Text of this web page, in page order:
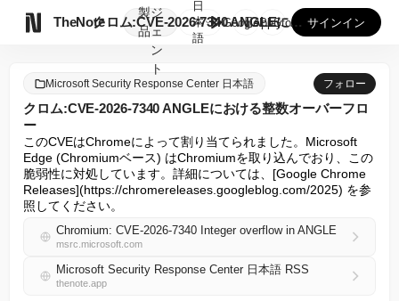
TheNote
製
品
ジ
ェ
ン
ト
クロム:CVE-2026-7340 ANGLEにおける整数オ...
日
本
語
GooglePlay
AppStore サインイン
Microsoft Security Response Center 日本語 フォロー
クロム:CVE-2026-7340 ANGLEにおける整数オーバーフロ
ー
このCVEはChromeによって割り当てられました。Microsoft
Edge (Chromiumベース) はChromiumを取り込んでおり、この
脆弱性に対処しています。詳細については、[Google Chrome
Releases](https://chromereleases.googleblog.com/2025) を参
照してください。
Chromium: CVE-2026-7340 Integer overflow in ANGLE
msrc.microsoft.com
Microsoft Security Response Center 日本語 RSS
thenote.app